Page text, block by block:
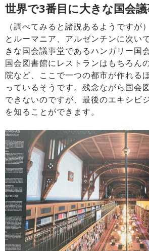
世界で3番目に大きな国会
（調べてみると諸説あるようですが
とルーマニア、アルゼンチンに次い
きな国会議事堂であるハンガリー国
国会図書館にレストランはもちろん
院など、ここで一つの都市が作れる
っているそうです。残念ながら国会
できないのですが、最後のエキシビ
を知ることができます。